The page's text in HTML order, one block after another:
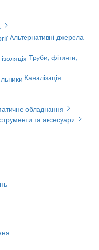
Альтернативні джерела
Труби, фітинги,
Каналізація,
обладнання
та аксесуари